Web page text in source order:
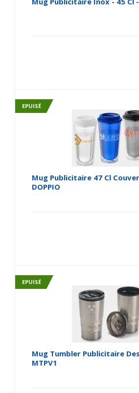
EPUISÉ
Mug Publicitaire 47 Cl
DOPPIO
EPUISÉ
Mug Tumbler Publicitaire
MTPV1